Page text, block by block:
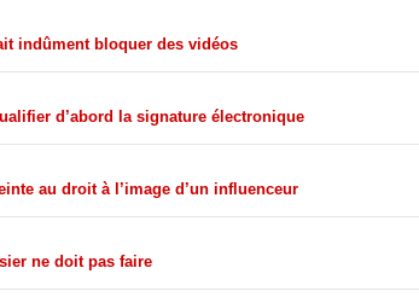
indûment bloquer des vidéos
d’abord la signature électronique
au droit à l’image d’un influenceur
ne doit pas faire